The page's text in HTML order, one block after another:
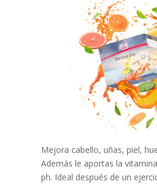
Mejora cabello, uñas, piel,
Además le aportas la
ph. Ideal después de un